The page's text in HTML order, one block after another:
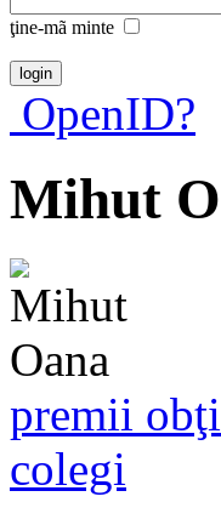
ţine-mã minte
OpenID?
Mihut
premii
colegi